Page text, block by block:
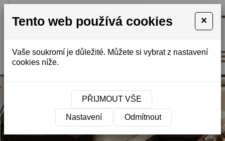
REALITY
STAVBY-
Tento web používá cookies ×
Vaše soukromí je důležité. Můžete si vybrat z nastavení
cookies níže.
PŘIJMOUT VŠE
Nastavení Odmítnout